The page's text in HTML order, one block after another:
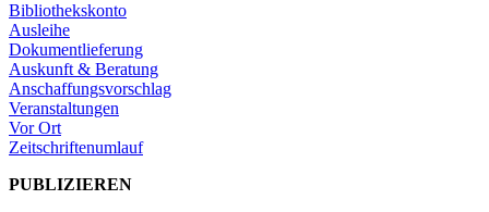
Bibliothekskonto
Ausleihe
Dokumentlieferung
Auskunft & Beratung
Anschaffungsvorschlag
Veranstaltungen
Vor Ort
Zeitschriftenumlauf
PUBLIZIEREN